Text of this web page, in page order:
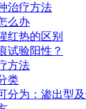
治疗方法
么办
红热的区别
试验阳性？
方法
类
分为：渗出型